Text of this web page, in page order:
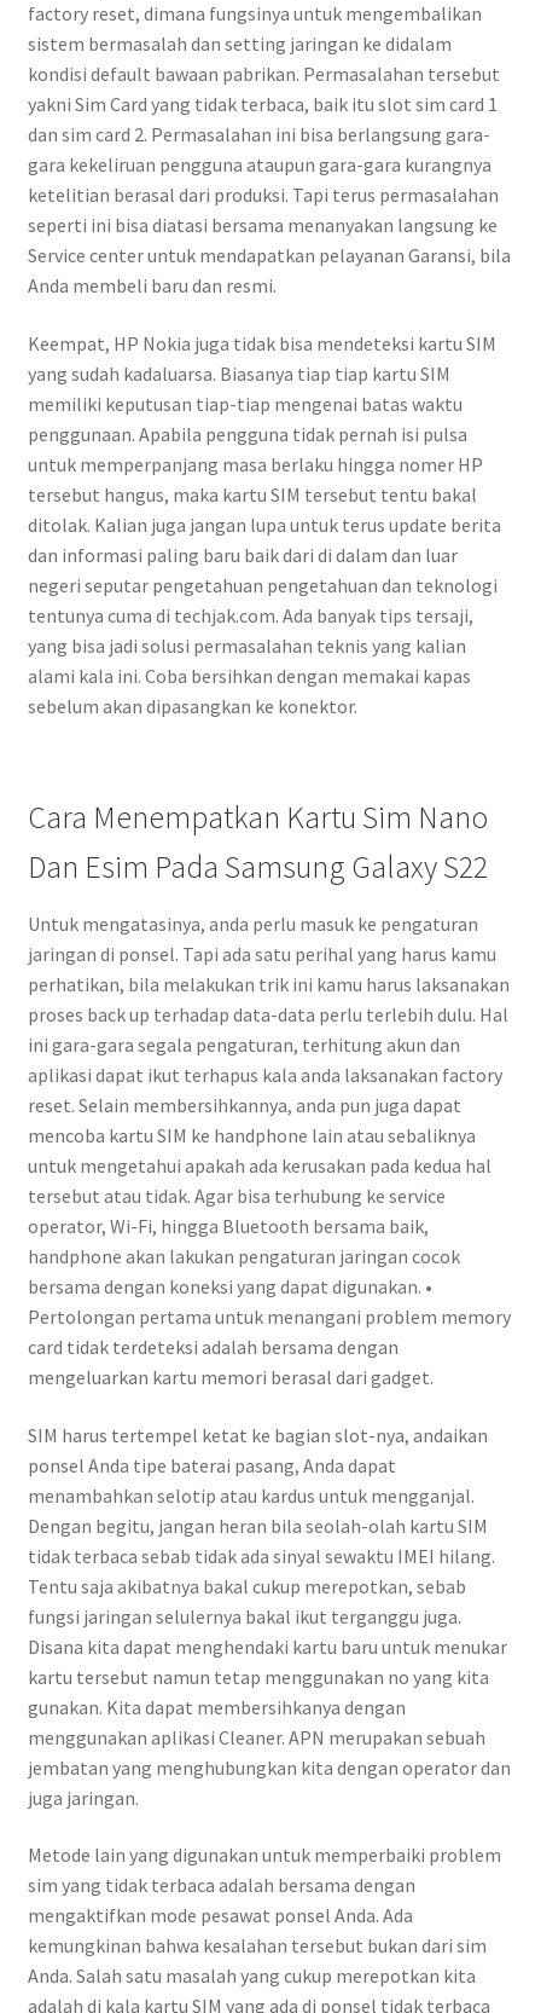
factory reset, dimana fungsinya untuk mengembalikan
sistem bermasalah dan setting jaringan ke didalam
kondisi default bawaan pabrikan. Permasalahan tersebut
yakni Sim Card yang tidak terbaca, baik itu slot sim card 1
dan sim card 2. Permasalahan ini bisa berlangsung gara-
gara kekeliruan pengguna ataupun gara-gara kurangnya
ketelitian berasal dari produksi. Tapi terus permasalahan
seperti ini bisa diatasi bersama menanyakan langsung ke
Service center untuk mendapatkan pelayanan Garansi, bila
Anda membeli baru dan resmi.
Keempat, HP Nokia juga tidak bisa mendeteksi kartu SIM
yang sudah kadaluarsa. Biasanya tiap tiap kartu SIM
memiliki keputusan tiap-tiap mengenai batas waktu
penggunaan. Apabila pengguna tidak pernah isi pulsa
untuk memperpanjang masa berlaku hingga nomer HP
tersebut hangus, maka kartu SIM tersebut tentu bakal
ditolak. Kalian juga jangan lupa untuk terus update berita
dan informasi paling baru baik dari di dalam dan luar
negeri seputar pengetahuan pengetahuan dan teknologi
tentunya cuma di techjak.com. Ada banyak tips tersaji,
yang bisa jadi solusi permasalahan teknis yang kalian
alami kala ini. Coba bersihkan dengan memakai kapas
sebelum akan dipasangkan ke konektor.
Cara Menempatkan Kartu Sim Nano
Dan Esim Pada Samsung Galaxy S22
Untuk mengatasinya, anda perlu masuk ke pengaturan
jaringan di ponsel. Tapi ada satu perihal yang harus kamu
perhatikan, bila melakukan trik ini kamu harus laksanakan
proses back up terhadap data-data perlu terlebih dulu. Hal
ini gara-gara segala pengaturan, terhitung akun dan
aplikasi dapat ikut terhapus kala anda laksanakan factory
reset. Selain membersihkannya, anda pun juga dapat
mencoba kartu SIM ke handphone lain atau sebaliknya
untuk mengetahui apakah ada kerusakan pada kedua hal
tersebut atau tidak. Agar bisa terhubung ke service
operator, Wi-Fi, hingga Bluetooth bersama baik,
handphone akan lakukan pengaturan jaringan cocok
bersama dengan koneksi yang dapat digunakan. •
Pertolongan pertama untuk menangani problem memory
card tidak terdeteksi adalah bersama dengan
mengeluarkan kartu memori berasal dari gadget.
SIM harus tertempel ketat ke bagian slot-nya, andaikan
ponsel Anda tipe baterai pasang, Anda dapat
menambahkan selotip atau kardus untuk mengganjal.
Dengan begitu, jangan heran bila seolah-olah kartu SIM
tidak terbaca sebab tidak ada sinyal sewaktu IMEI hilang.
Tentu saja akibatnya bakal cukup merepotkan, sebab
fungsi jaringan selulernya bakal ikut terganggu juga.
Disana kita dapat menghendaki kartu baru untuk menukar
kartu tersebut namun tetap menggunakan no yang kita
gunakan. Kita dapat membersihkanya dengan
menggunakan aplikasi Cleaner. APN merupakan sebuah
jembatan yang menghubungkan kita dengan operator dan
juga jaringan.
Metode lain yang digunakan untuk memperbaiki problem
sim yang tidak terbaca adalah bersama dengan
mengaktifkan mode pesawat ponsel Anda. Ada
kemungkinan bahwa kesalahan tersebut bukan dari sim
Anda. Salah satu masalah yang cukup merepotkan kita
adalah di kala kartu SIM yang ada di ponsel tidak terbaca